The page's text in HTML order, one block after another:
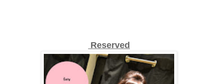
Reserved